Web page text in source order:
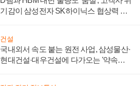
기감이 삼성전자 SK하이닉스 협상력 더
건설
국내외서 속도 붙는 원전 사업, 삼성물산·
현대건설·대우건설에 다가오는 '약속의